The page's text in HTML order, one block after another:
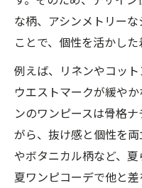
な柄、アシンメトリー
ことで、個性を活かした
例えば、リネンやコット
ウエストマークが緩や
ンのワンピースは骨格
がら、抜け感と個性を
やボタニカル柄など、夏
夏ワンピコーデで他と